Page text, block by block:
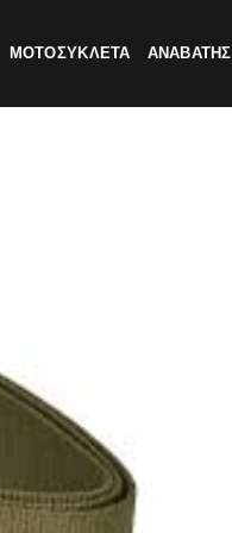
ΜΟΤΟΣΥΚΛΕΤΑ ΑΝΑΒΑΤΗΣ